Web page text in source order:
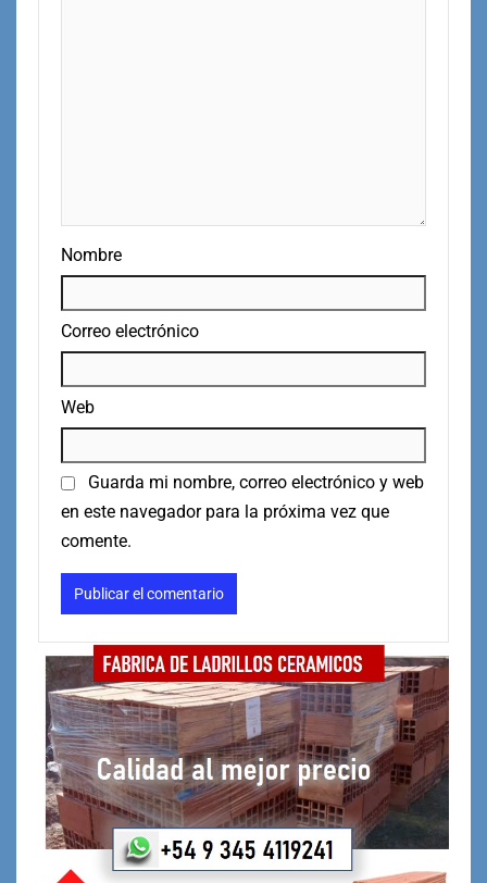
Nombre
Correo electrónico
Web
Guarda mi nombre, correo electrónico y web
en este navegador para la próxima vez que
comente.